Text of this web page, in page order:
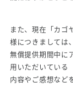
また、現在「カゴ
様につきましては、
無償提供期間中に
用いただいている
内容やご感想など